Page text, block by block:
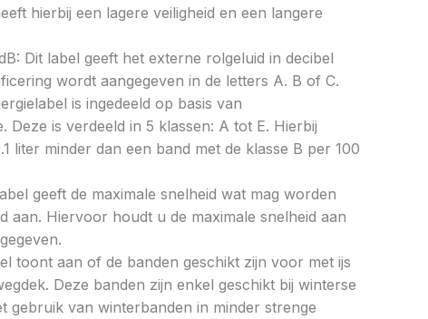
hierbij een lagere veiligheid en een langere
Dit label geeft het externe rolgeluid in decibel
wordt aangegeven in de letters A. B of C.
is ingedeeld op basis van
Deze is verdeeld in 5 klassen: A tot E. Hierbij
liter minder dan een band met de klasse B per 100
geeft de maximale snelheid wat mag worden
aan. Hiervoor houdt u de maximale snelheid aan
toont aan of de banden geschikt zijn voor met ijs
Deze banden zijn enkel geschikt bij winterse
gebruik van winterbanden in minder strenge